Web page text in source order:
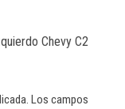
Chevy C2
Los campos